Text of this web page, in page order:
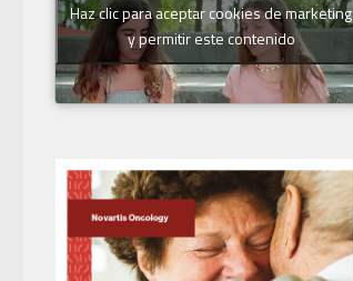
Haz clic para aceptar cookies de marketing
y permitir este contenido